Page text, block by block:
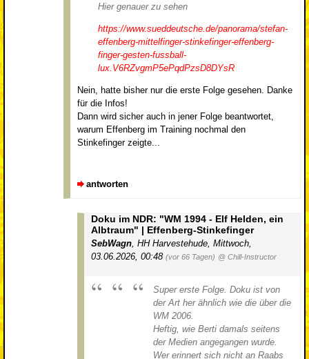
Hier genauer zu sehen
https://www.sueddeutsche.de/panorama/stefan-
effenberg-mittelfinger-stinkefinger-effenberg-
finger-gesten-fussball-
lux.V6RZvgmP5ePqdPzsD8DYsR
Nein, hatte bisher nur die erste Folge gesehen. Danke
für die Infos!
Dann wird sicher auch in jener Folge beantwortet,
warum Effenberg im Training nochmal den
Stinkefinger zeigte...
antworten
Doku im NDR: "WM 1994 - Elf Helden, ein
Albtraum" | Effenberg-Stinkefinger
SebWagn HH Harvestehude Mittwoch,
03.06.2026, 00:48 (vor 66 Tagen) @ Chill-Instructor
Super erste Folge. Doku ist von
der Art her ähnlich wie die über die
WM 2006.
Heftig, wie Berti damals seitens
der Medien angegangen wurde.
Wer erinnert sich nicht an Raabs